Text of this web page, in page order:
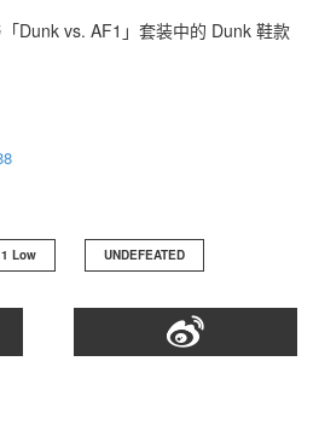
们 联系我们
Dunk vs. AF1」套装中的 Dunk 鞋款
Low UNDEFEATED